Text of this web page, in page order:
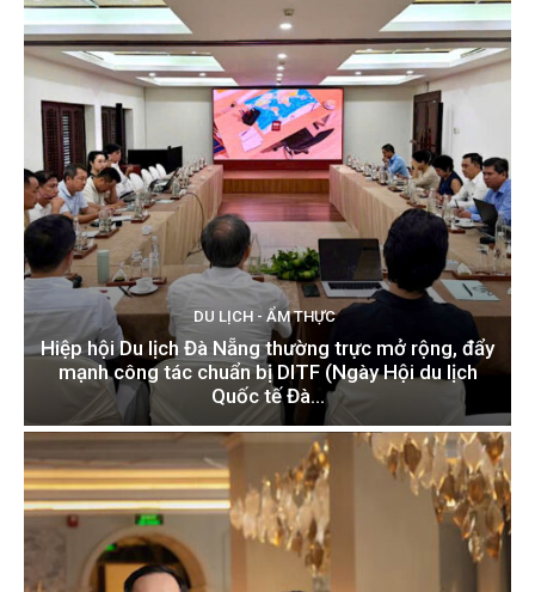
DU LỊCH - ẨM THỰC
Hiệp hội Du lịch Đà Nẵng thường trực mở rộng, đẩy
mạnh công tác chuẩn bị DITF (Ngày Hội du lịch
Quốc tế Đà...